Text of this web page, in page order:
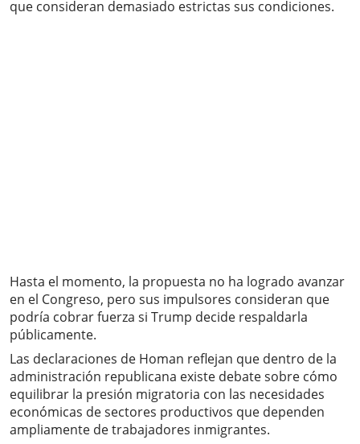
que consideran demasiado estrictas sus condiciones.
Hasta el momento, la propuesta no ha logrado avanzar
en el Congreso, pero sus impulsores consideran que
podría cobrar fuerza si Trump decide respaldarla
públicamente.
Las declaraciones de Homan reflejan que dentro de la
administración republicana existe debate sobre cómo
equilibrar la presión migratoria con las necesidades
económicas de sectores productivos que dependen
ampliamente de trabajadores inmigrantes.